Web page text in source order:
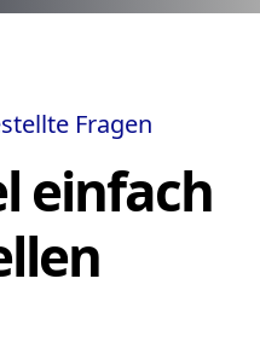
Fragen
einfach